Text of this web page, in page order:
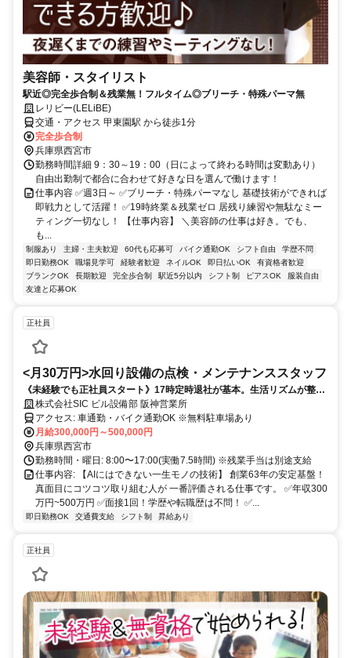
美容師・スタイリスト
駅近◎完全歩合制＆残業無！フルタイム◎ブリーチ・特殊パーマ無
レリビー(LELiBE)
交通・アクセス 甲東園駅 から徒歩1分
完全歩合制
兵庫県西宮市
勤務時間詳細 9：30～19：00（日によって終わる時間は変動あり）
自由出勤制で都合に合わせて好きな日を選んで働けます！
仕事内容 ✅週3日～ ✅ブリーチ・特殊パーマなし 基礎技術ができれば
即戦力として活躍！ ✅19時終業＆残業ゼロ 居残り練習や無駄なミー
ティング一切なし！ 【仕事内容】 ＼美容師の仕事は好き。でも、
も...
制服あり 主婦・主夫歓迎 60代も応募可 バイク通勤OK シフト自由
学歴不問
即日勤務OK
職場見学可 経験者歓迎 ネイルOK 即日払いOK
有資格者歓迎
ブランクOK
長期歓迎 完全歩合制 駅近5分以内 シフト制 ピアスOK
服装自由
友達と応募OK
正社員
<月30万円>水回り設備の点検・メンテナンススタッフ
《未経験でも正社員スタート》17時定時退社が基本。生活リズムが整い
ます株式会社SIC ビル設備部 阪神営業所
アクセス: 車通勤・バイク通勤OK ※無料駐車場あり
月給300,000円～500,000円
兵庫県西宮市
勤務時間・曜日: 8:00〜17:00(実働7.5時間) ※残業手当は別途支給
仕事内容: 【AIにはできない一生モノの技術】 創業63年の安定基盤！
真面目にコツコツ取り組む人が 一番評価される仕事です。 ✅年収300
万円~500万円 ✅面接1回！学歴や転職歴は不問！ ✅...
即日勤務OK 交通費支給 シフト制 昇給あり
正社員